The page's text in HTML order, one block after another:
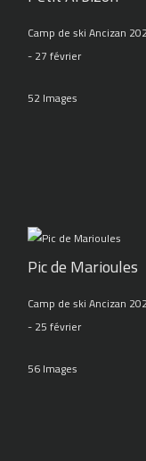
Camp de ski Ancizan
- 27 février
52 Images
Pic de Marioules
Camp de ski Ancizan
- 25 février
56 Images